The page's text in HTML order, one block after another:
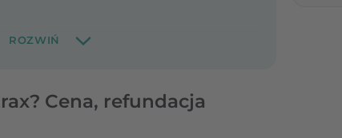
Cena, refundacja